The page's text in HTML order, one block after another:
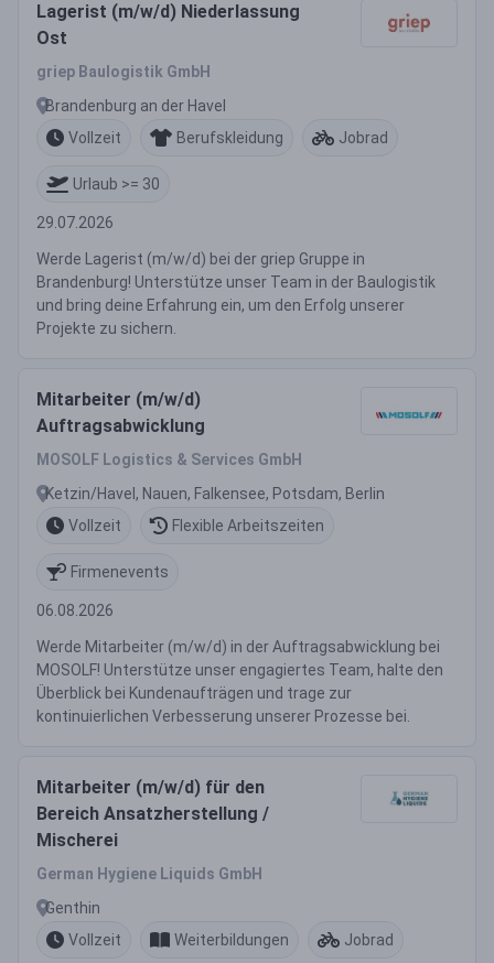
Lagerist (m/w/d) Niederlassung
Ost
griep Baulogistik GmbH
Brandenburg an der Havel
Vollzeit
Berufskleidung Jobrad
Urlaub >= 30
29.07.2026
Werde Lagerist (m/w/d) bei der griep Gruppe in
Brandenburg! Unterstütze unser Team in der Baulogistik
und bring deine Erfahrung ein, um den Erfolg unserer
Projekte zu sichern.
Mitarbeiter (m/w/d)
Auftragsabwicklung
MOSOLF Logistics & Services GmbH
Ketzin/Havel, Nauen, Falkensee, Potsdam, Berlin
Vollzeit
Flexible Arbeitszeiten
Firmenevents
06.08.2026
Werde Mitarbeiter (m/w/d) in der Auftragsabwicklung bei
MOSOLF! Unterstütze unser engagiertes Team, halte den
Überblick bei Kundenaufträgen und trage zur
kontinuierlichen Verbesserung unserer Prozesse bei.
Mitarbeiter (m/w/d) für den
Bereich Ansatzherstellung /
Mischerei
German Hygiene Liquids GmbH
Genthin
Vollzeit
Weiterbildungen Jobrad